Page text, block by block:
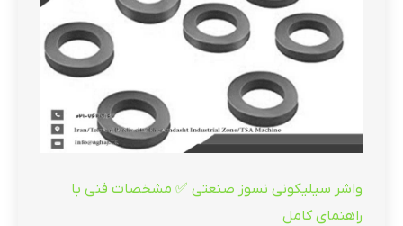
واشر سیلیکونی نسوز صنعتی ✅ مشخصات فنی با
راهنمای کامل